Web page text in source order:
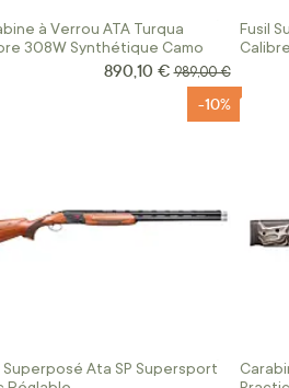
à Verrou ATA Turqua
308W Synthétique Camo
Prix Spécial
890,10 € Prix normal
989,00 €
Fusil
Superposé Ata SP Supersport
-10%